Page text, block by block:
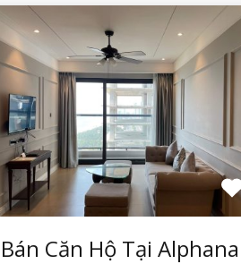
Bán Căn Hộ Tại